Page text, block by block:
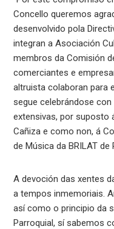
Concello queremos
desenvolvido pola
integran a Asociación
membros da Comisión
comerciantes e
altruista colaboran para
segue celebrándose
extensivas, por suposto
Cañiza e como non, á
de Música da BRILAT de
A devoción das xentes
a tempos inmemoriais.
así como o principio da
Parroquial, sí sabemos